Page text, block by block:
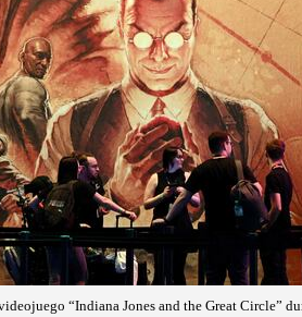
“Indiana Jones and the Great Circle”